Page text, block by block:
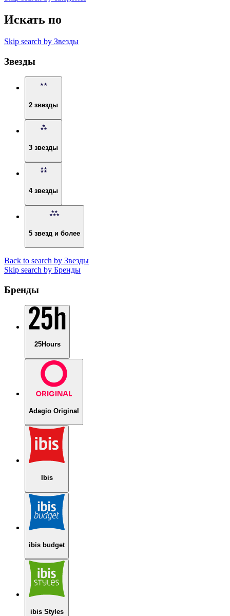
Искать по
Skip search by Звезды
Звезды
2 звезды
3 звезды
4 звезды
5 звезд и более
Back to search by Звезды
Skip search by Бренды
Бренды
25Hours
Adagio Original
Ibis
ibis budget
ibis Styles